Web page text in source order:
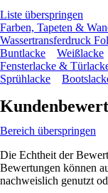
Liste überspringen
Farben, Tapeten &
Wassertransferdruck
Buntlacke
Weißlacke
Fensterlacke &
Sprühlacke
Bereich überspringen
Die Echtheit der
Bewertungen können
nachweislich genutzt